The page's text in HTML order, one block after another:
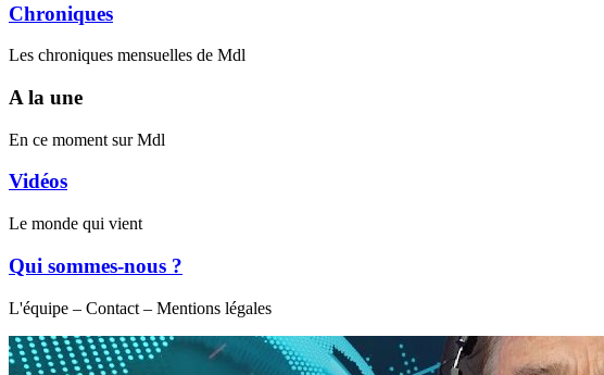
Chroniques
Les chroniques mensuelles de Mdl
A la une
En ce moment sur Mdl
Vidéos
Le monde qui vient
Qui sommes-nous ?
L'équipe – Contact – Mentions légales